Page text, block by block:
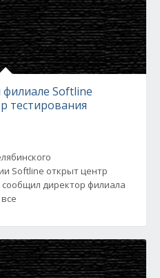
филиале Softline
тестирования
Softline открыт центр
директор филиала